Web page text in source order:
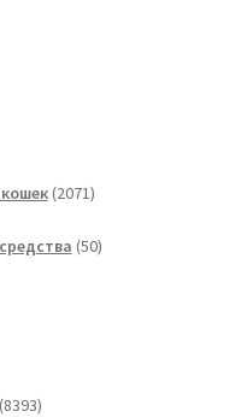
20712071
5050
83938393